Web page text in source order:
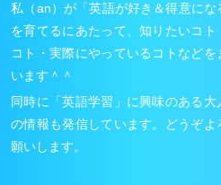
私（an）が「英語が好き＆得意にな
を育てるにあたって、知りたいコト
コト・実際にやっているコトなどを
います＾＾
同時に「英語学習」に興味のある大
の情報も発信しています。どうぞよ
願いします。